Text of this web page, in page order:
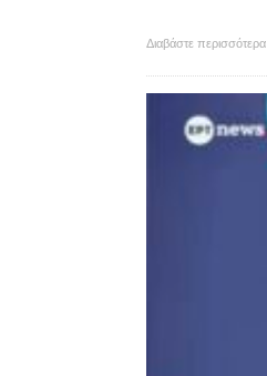
Διαβάστε περισσότερα